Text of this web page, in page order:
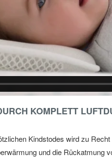
KOMPLETT
Kindstodes wird zu
und die Rückatmung